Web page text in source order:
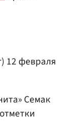
12 февраля
Семак